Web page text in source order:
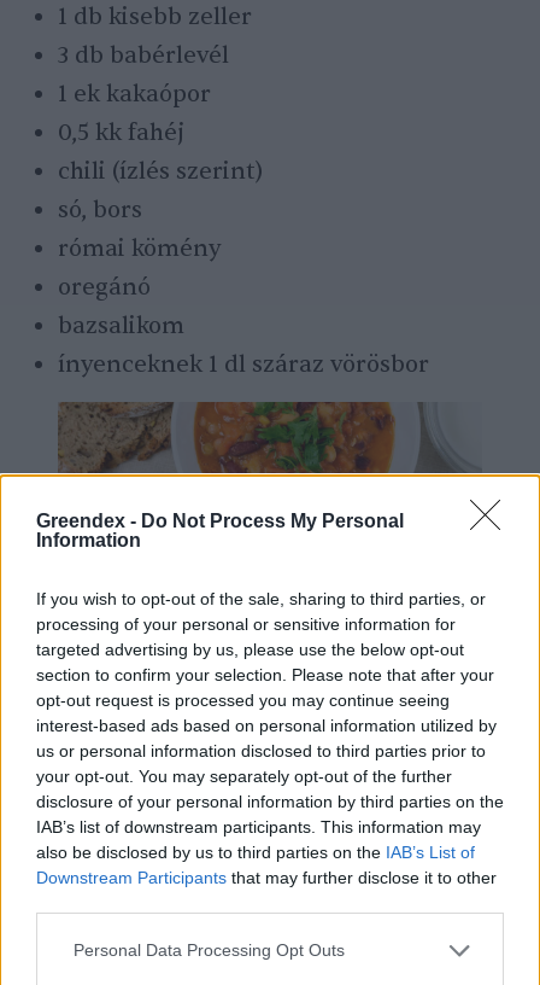
Greendex - Do Not Process My Personal
Information
If you wish to opt-out of the sale, sharing to third parties, or
processing of your personal or sensitive information for
targeted advertising by us, please use the below opt-out
section to confirm your selection. Please note that after your
opt-out request is processed you may continue seeing
interest-based ads based on personal information utilized by
us or personal information disclosed to third parties prior to
your opt-out. You may separately opt-out of the further
disclosure of your personal information by third parties on the
IAB’s list of downstream participants. This information may
also be disclosed by us to third parties on the IAB’s List of
Downstream Participants that may further disclose it to other
Personal Data Processing Opt Outs
1 db kisebb zeller
3 db babérlevél
1 ek kakaópor
0,5 kk fahéj
chili (ízlés szerint)
só, bors
római kömény
oregánó
bazsalikom
ínyenceknek 1 dl száraz vörösbor
A chilis bab hús nélkül is csodálatos.
Így készítsd el!
A babot érdemes előző este vízbe áztatni. Az
áztatóvizet főzés előtt feltétlenül öntsük le! A
friss vízzel felöntött babot sózzuk meg, adjuk
hozzá az apróra vágott vöröshagymát és a
hasábokra szelt zellergumót! Néhány percnyi
főzés után adjuk hozzá a (nyáron frissen)